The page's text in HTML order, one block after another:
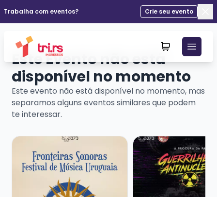
Trabalha com eventos?
Crie seu evento
Este Evento não está
disponível no momento
Este evento não está disponível no momento, mas
separamos alguns eventos similares que podem
te interessar.
Veja mais sobre FRONTEIRAS SONORAS – FESTIVAL
Veja mais sobre